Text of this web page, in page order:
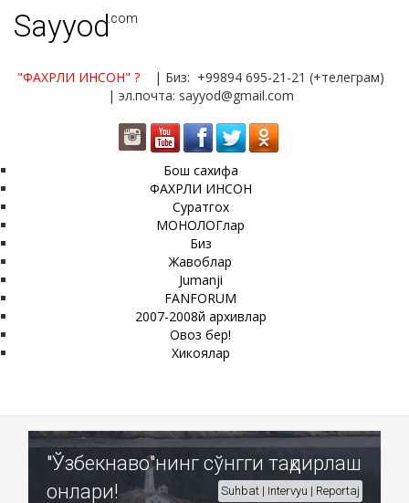
Sayyod.com
"ФАХРЛИ ИНСОН" ?
| Биз: +99894 695-21-21 (+телеграм)
| эл.почта: sayyod@gmail.com
Бош сахифа
ФАХРЛИ ИНСОН
Суратгох
МОНОЛОГлар
Биз
Жавоблар
Jumanji
FANFORUM
2007-2008й архивлар
Овоз бер!
Хикоялар
"Ўзбекнаво"нинг сўнгги тақдирлаш
онлари!
Suhbat | Intervyu | Reportaj